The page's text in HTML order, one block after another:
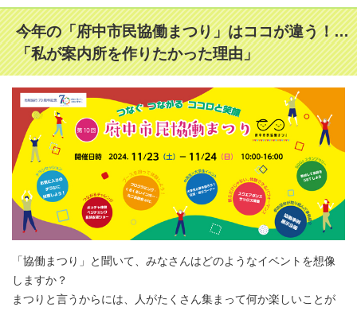
今年の「府中市民協働まつり」はココが違う！…
「私が案内所を作りたかった理由」
「協働まつり」と聞いて、みなさんはどのようなイベントを想像
しますか？
まつりと言うからには、人がたくさん集まって何か楽しいことが